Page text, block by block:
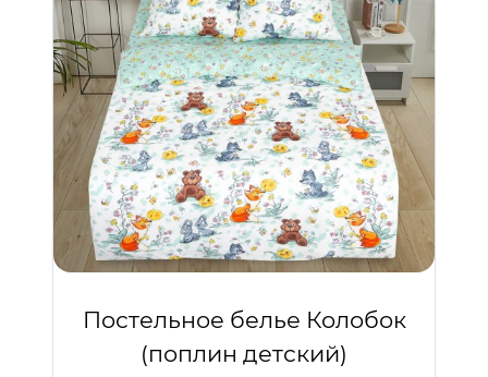
Постельное белье Колобок
(поплин детский)